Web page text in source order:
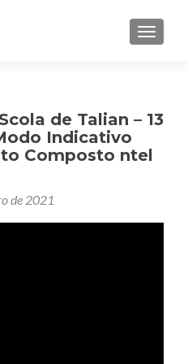
de Talian – 13
Indicativo
Composto ntel
de 2021